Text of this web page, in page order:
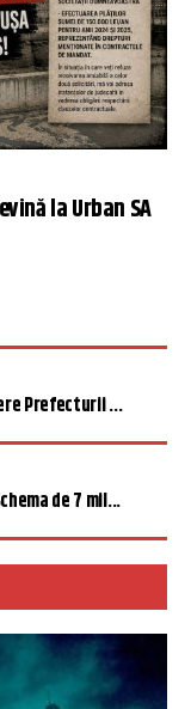
la Urban SA
Prefecturii ...
de 7 mil...